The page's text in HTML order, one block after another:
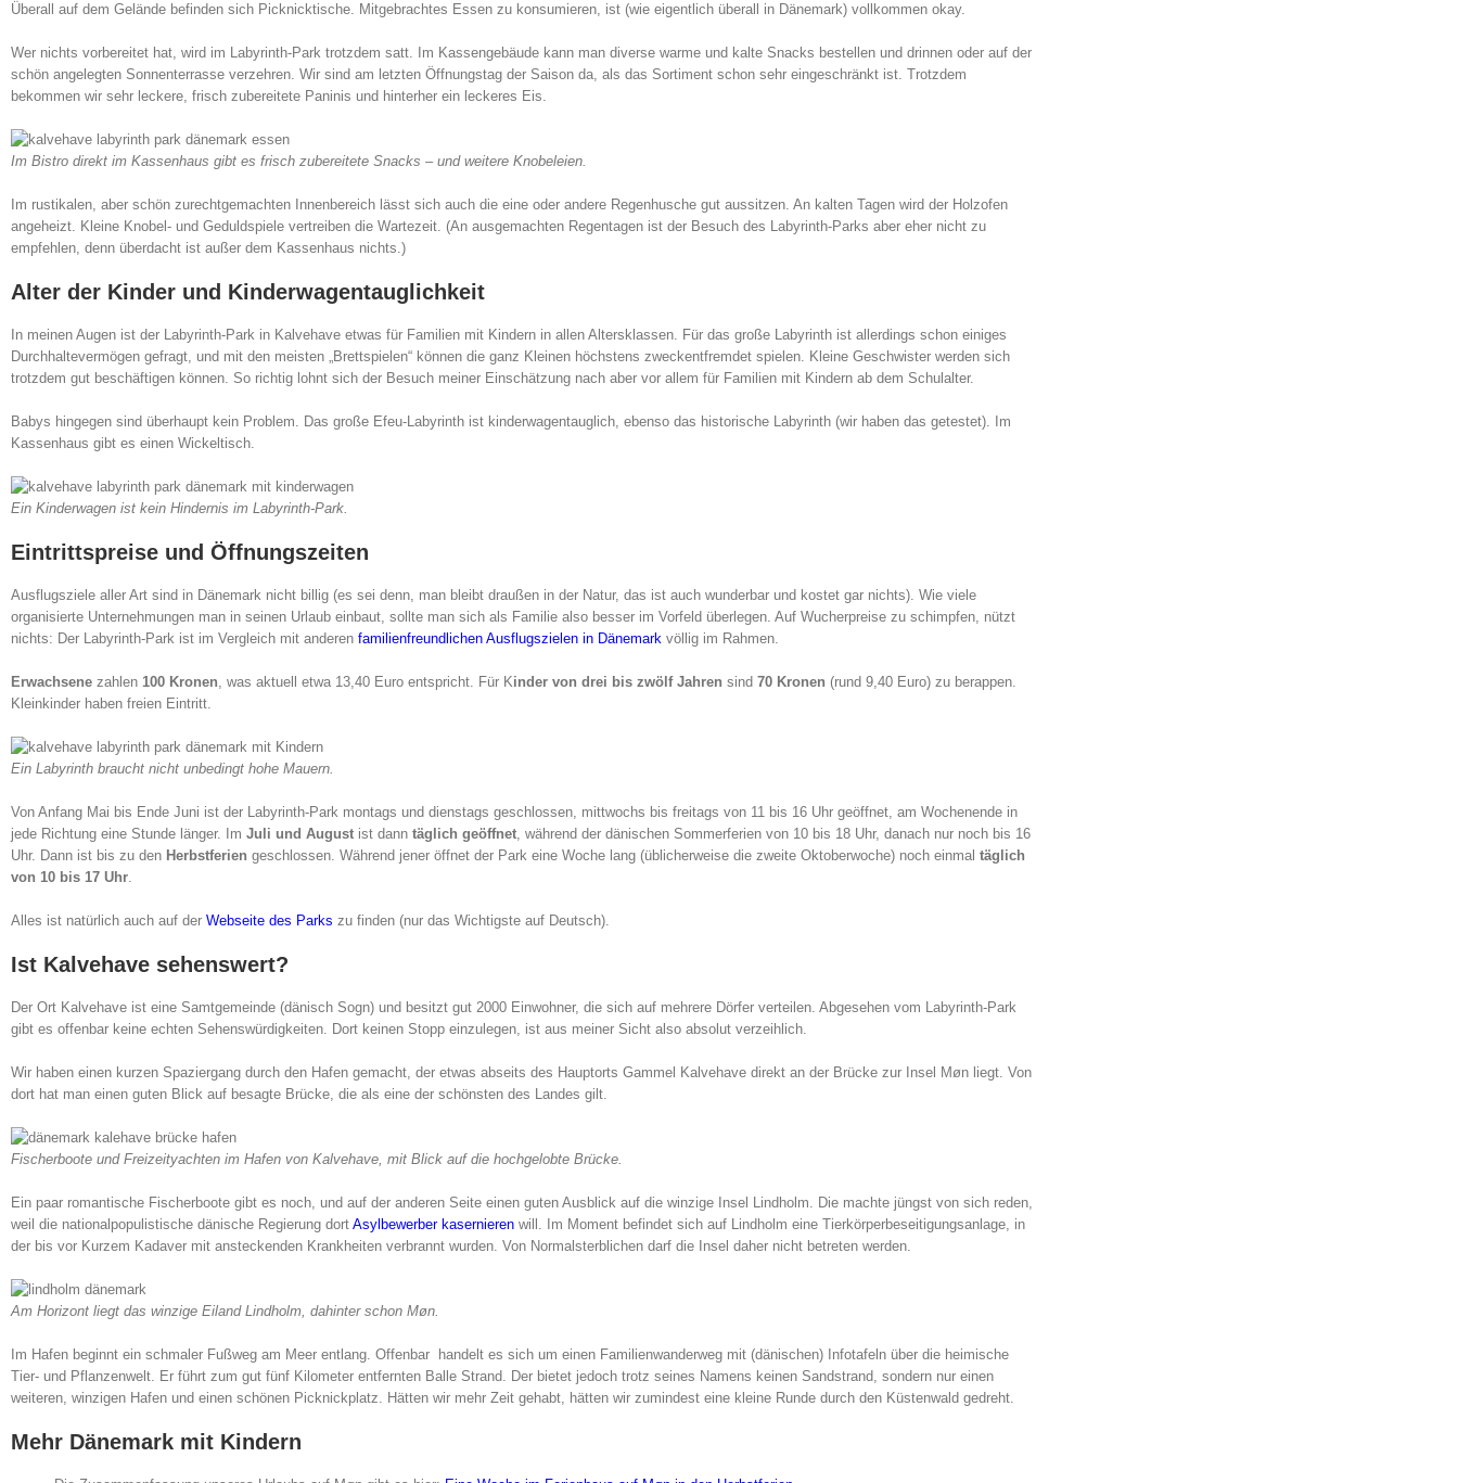
Überall auf dem Gelände befinden sich Picknicktische. Mitgebrachtes Essen zu konsumieren, ist (wie eigentlich überall in Dänemark) vollkommen okay.
Wer nichts vorbereitet hat, wird im Labyrinth-Park trotzdem satt. Im Kassengebäude kann man diverse warme und kalte Snacks bestellen und drinnen oder auf der
schön angelegten Sonnenterrasse verzehren. Wir sind am letzten Öffnungstag der Saison da, als das Sortiment schon sehr eingeschränkt ist. Trotzdem
bekommen wir sehr leckere, frisch zubereitete Paninis und hinterher ein leckeres Eis.
Im Bistro direkt im Kassenhaus gibt es frisch zubereitete Snacks – und weitere Knobeleien.
Im rustikalen, aber schön zurechtgemachten Innenbereich lässt sich auch die eine oder andere Regenhusche gut aussitzen. An kalten Tagen wird der Holzofen
angeheizt. Kleine Knobel- und Geduldspiele vertreiben die Wartezeit. (An ausgemachten Regentagen ist der Besuch des Labyrinth-Parks aber eher nicht zu
empfehlen, denn überdacht ist außer dem Kassenhaus nichts.)
Alter der Kinder und Kinderwagentauglichkeit
In meinen Augen ist der Labyrinth-Park in Kalvehave etwas für Familien mit Kindern in allen Altersklassen. Für das große Labyrinth ist allerdings schon einiges
Durchhaltevermögen gefragt, und mit den meisten „Brettspielen“ können die ganz Kleinen höchstens zweckentfremdet spielen. Kleine Geschwister werden sich
trotzdem gut beschäftigen können. So richtig lohnt sich der Besuch meiner Einschätzung nach aber vor allem für Familien mit Kindern ab dem Schulalter.
Babys hingegen sind überhaupt kein Problem. Das große Efeu-Labyrinth ist kinderwagentauglich, ebenso das historische Labyrinth (wir haben das getestet). Im
Kassenhaus gibt es einen Wickeltisch.
Ein Kinderwagen ist kein Hindernis im Labyrinth-Park.
Eintrittspreise und Öffnungszeiten
Ausflugsziele aller Art sind in Dänemark nicht billig (es sei denn, man bleibt draußen in der Natur, das ist auch wunderbar und kostet gar nichts). Wie viele
organisierte Unternehmungen man in seinen Urlaub einbaut, sollte man sich als Familie also besser im Vorfeld überlegen. Auf Wucherpreise zu schimpfen, nützt
nichts: Der Labyrinth-Park ist im Vergleich mit anderen familienfreundlichen Ausflugszielen in Dänemark völlig im Rahmen.
Erwachsene zahlen 100 Kronen, was aktuell etwa 13,40 Euro entspricht. Für Kinder von drei bis zwölf Jahren sind 70 Kronen (rund 9,40 Euro) zu berappen.
Kleinkinder haben freien Eintritt.
Ein Labyrinth braucht nicht unbedingt hohe Mauern.
Von Anfang Mai bis Ende Juni ist der Labyrinth-Park montags und dienstags geschlossen, mittwochs bis freitags von 11 bis 16 Uhr geöffnet, am Wochenende in
jede Richtung eine Stunde länger. Im Juli und August ist dann täglich geöffnet, während der dänischen Sommerferien von 10 bis 18 Uhr, danach nur noch bis 16
Uhr. Dann ist bis zu den Herbstferien geschlossen. Während jener öffnet der Park eine Woche lang (üblicherweise die zweite Oktoberwoche) noch einmal täglich
von 10 bis 17 Uhr.
Alles ist natürlich auch auf der Webseite des Parks zu finden (nur das Wichtigste auf Deutsch).
Ist Kalvehave sehenswert?
Der Ort Kalvehave ist eine Samtgemeinde (dänisch Sogn) und besitzt gut 2000 Einwohner, die sich auf mehrere Dörfer verteilen. Abgesehen vom Labyrinth-Park
gibt es offenbar keine echten Sehenswürdigkeiten. Dort keinen Stopp einzulegen, ist aus meiner Sicht also absolut verzeihlich.
Wir haben einen kurzen Spaziergang durch den Hafen gemacht, der etwas abseits des Hauptorts Gammel Kalvehave direkt an der Brücke zur Insel Møn liegt. Von
dort hat man einen guten Blick auf besagte Brücke, die als eine der schönsten des Landes gilt.
Fischerboote und Freizeityachten im Hafen von Kalvehave, mit Blick auf die hochgelobte Brücke.
Ein paar romantische Fischerboote gibt es noch, und auf der anderen Seite einen guten Ausblick auf die winzige Insel Lindholm. Die machte jüngst von sich reden,
weil die nationalpopulistische dänische Regierung dort Asylbewerber kasernieren will. Im Moment befindet sich auf Lindholm eine Tierkörperbeseitigungsanlage, in
der bis vor Kurzem Kadaver mit ansteckenden Krankheiten verbrannt wurden. Von Normalsterblichen darf die Insel daher nicht betreten werden.
Am Horizont liegt das winzige Eiland Lindholm, dahinter schon Møn.
Im Hafen beginnt ein schmaler Fußweg am Meer entlang. Offenbar handelt es sich um einen Familienwanderweg mit (dänischen) Infotafeln über die heimische
Tier- und Pflanzenwelt. Er führt zum gut fünf Kilometer entfernten Balle Strand. Der bietet jedoch trotz seines Namens keinen Sandstrand, sondern nur einen
weiteren, winzigen Hafen und einen schönen Picknickplatz. Hätten wir mehr Zeit gehabt, hätten wir zumindest eine kleine Runde durch den Küstenwald gedreht.
Mehr Dänemark mit Kindern